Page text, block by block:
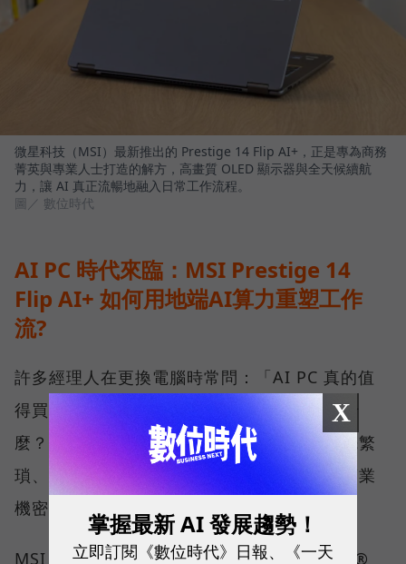
微星科技（MSI）最新推出的 Prestige 14 Flip AI+，正是專為商務
菁英與專業人士打造的解方，高畫質 OLED 顯示器與全天候續航
力，讓 AI 真正流暢地融入日常工作流程。
圖／ 數位時代
AI PC 時代來臨：MSI Prestige 14
Flip AI+ 如何用地端AI算力重塑工作
流?
許多經理人在更換電腦時常問：「AI PC 真的值
得買嗎？」、「Copilot+ PC 到底能幫我做什
麼？」答案不僅是運算跑得更快，而是將原先繁
瑣、耗時的行政庶務變得更高效，並能確保商業
機密不外洩。
MSI Prestige 14 Flip AI+ 搭載最新的 Intel®
X
掌握最新 AI 發展趨勢！
立即訂閱《數位時代》日報、《一天